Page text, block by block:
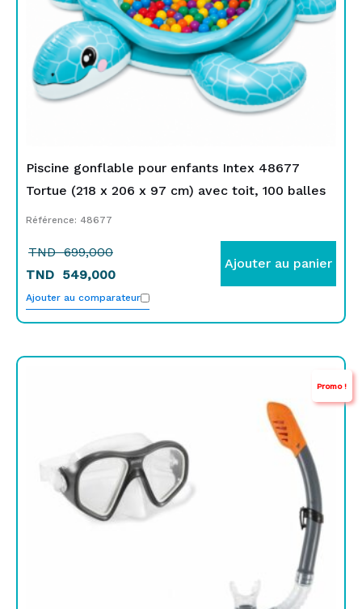
Piscine gonflable pour enfants Intex 48677
Tortue (218 x 206 x 97 cm) avec toit, 100 balles
Référence: 48677
TND699,000
TND 549,000
Ajouter au panier
Ajouter au comparateur
Promo !
TND
65,000.
TND
59,900.